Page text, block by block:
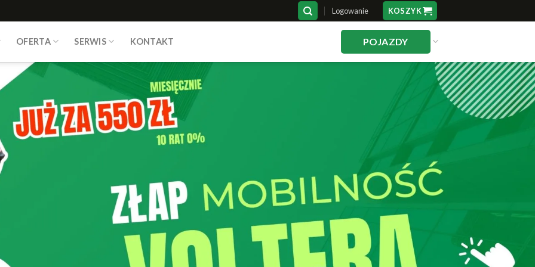
Logowanie KOSZYK
OFERTA SERWIS KONTAKT POJAZDY